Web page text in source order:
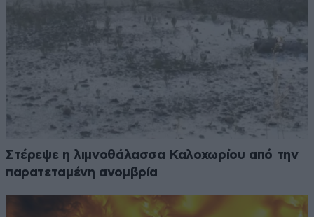
Στέρεψε η λιμνοθάλασσα Καλοχωρίου από την
παρατεταμένη ανομβρία